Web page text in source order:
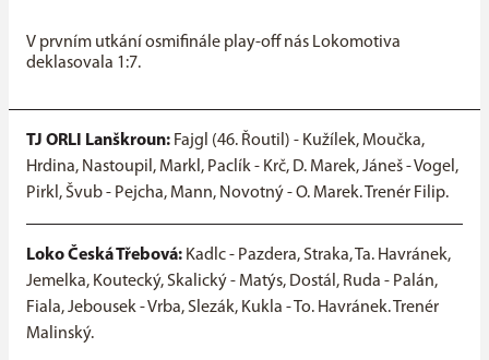
V prvním utkání osmifinále play-off nás Lokomotiva
deklasovala 1:7.
TJ ORLI Lanškroun: Fajgl (46. Řoutil) - Kužílek, Moučka,
Hrdina, Nastoupil, Markl, Paclík - Krč, D. Marek, Jáneš - Vogel,
Pirkl, Švub - Pejcha, Mann, Novotný - O. Marek. Trenér Filip.
Loko Česká Třebová: Kadlc - Pazdera, Straka, Ta. Havránek,
Jemelka, Koutecký, Skalický - Matýs, Dostál, Ruda - Palán,
Fiala, Jebousek - Vrba, Slezák, Kukla - To. Havránek. Trenér
Malinský.